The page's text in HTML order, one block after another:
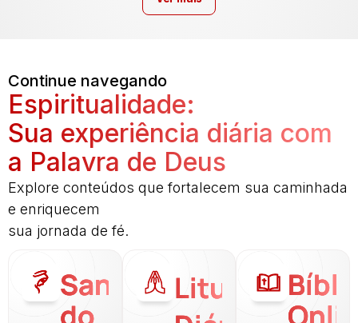
Continue navegando
Espiritualidade:
Sua experiência diária com
a Palavra de Deus
Explore conteúdos que fortalecem sua caminhada
e enriquecem
sua jornada de fé.
Santo
Liturgia